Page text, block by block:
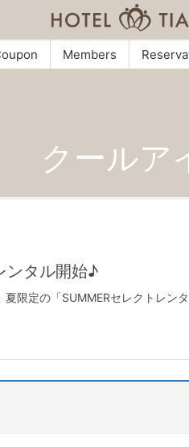
Members
クールア
ンタル開始♪
限定の「SUMMERセレクトレ